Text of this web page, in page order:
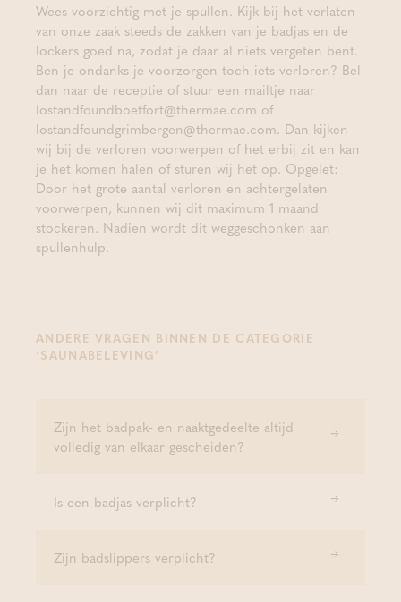
Wees voorzichtig met je spullen. Kijk bij het verlaten
van onze zaak steeds de zakken van je badjas en de
lockers goed na, zodat je daar al niets vergeten bent.
Ben je ondanks je voorzorgen toch iets verloren? Bel
dan naar de receptie of stuur een mailtje naar
lostandfoundboetfort@thermae.com of
lostandfoundgrimbergen@thermae.com. Dan kijken
wij bij de verloren voorwerpen of het erbij zit en kan
je het komen halen of sturen wij het op. Opgelet:
Door het grote aantal verloren en achtergelaten
voorwerpen, kunnen wij dit maximum 1 maand
stockeren. Nadien wordt dit weggeschonken aan
spullenhulp.
ANDERE VRAGEN BINNEN DE CATEGORIE
‘SAUNABELEVING’
Zijn het badpak- en naaktgedeelte altijd
volledig van elkaar gescheiden?
Is een badjas verplicht?
Zijn badslippers verplicht?